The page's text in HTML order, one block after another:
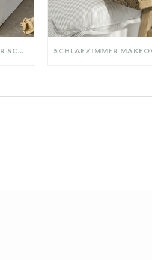
DIY-DEKO-TABLETT AUS ALTER SCHUBLADE – NACHHALTIGE HERBSTDEKO SELBER MACHEN!